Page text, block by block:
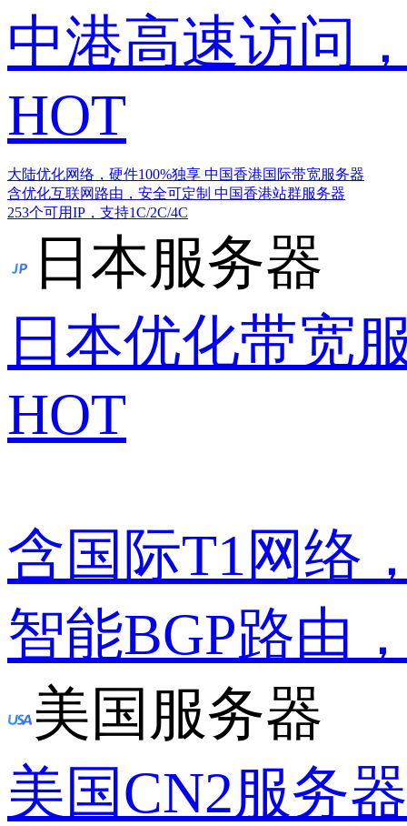
中港高速访问
HOT
大陆优化网络，硬件100%独享 中国香港国际带宽服务器
含优化互联网路由，安全可定制 中国香港站群服务器
253个可用IP，支持1C/2C/4C
日本服务器
日本优化带宽
HOT
含国际T1网络
智能BGP路由
美国服务器
美国CN2服务器